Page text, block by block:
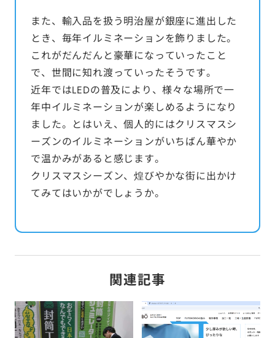
また、輸入品を扱う明治屋が銀座に進出した
とき、毎年イルミネーションを飾りました。
これがだんだんと豪華になっていったこと
で、世間に知れ渡っていったそうです。
近年ではLEDの普及により、様々な場所で一
年中イルミネーションが楽しめるようになり
ました。とはいえ、個人的にはクリスマスシ
ーズンのイルミネーションがいちばん華やか
で温かみがあると感じます。
クリスマスシーズン、煌びやかな街に出かけ
てみてはいかがでしょうか。
関連記事